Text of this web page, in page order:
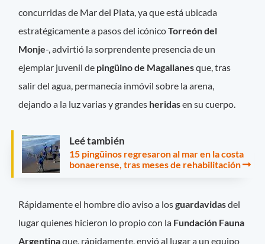
concurridas de Mar del Plata, ya que está ubicada
estratégicamente a pasos del icónicoTorreón del
Monje-, advirtió la sorprendente presencia de un
ejemplar juvenil de pingüino de Magallanesque, tras
salir del agua, permanecía inmóvil sobre la arena,
dejando a la luz varias y grandes heridasen su cuerpo.
Leé también
15 pingüinos regresaron al mar en la costa
bonaerense, tras meses de rehabilitación
Rápidamente el hombre dio aviso a losguardavidasdel
lugar quienes hicieron lo propio con la Fundación Fauna
Argentinaque, rápidamente, envió al lugar a un equipo